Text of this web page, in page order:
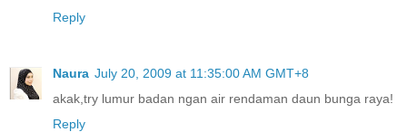
Reply
Naura July 20, 2009 at 11:35:00 AM GMT+8
akak,try lumur badan ngan air rendaman daun bunga raya!
Reply